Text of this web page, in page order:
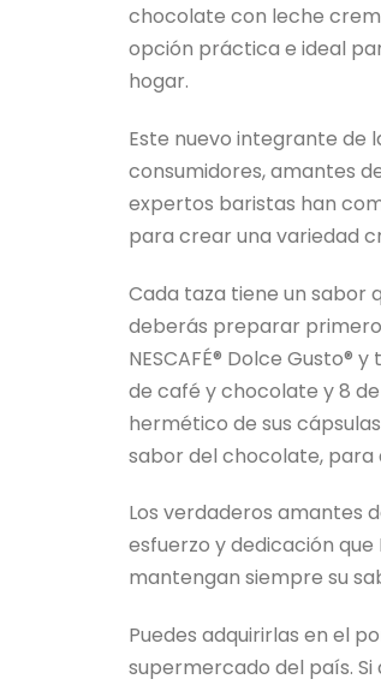
chocolate con leche
opción práctica e ideal
hogar.
Este nuevo integrante de
consumidores, amantes
expertos baristas han
para crear una variedad
Cada taza tiene un sabor
deberás preparar
NESCAFÉ® Dolce Gusto®
de café y chocolate y 8
hermético de sus
sabor del chocolate, para
Los verdaderos amantes
esfuerzo y dedicación
mantengan siempre su
Puedes adquirirlas en el
supermercado del país.